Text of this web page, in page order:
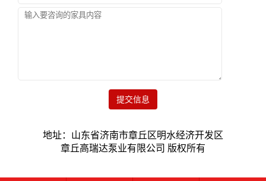
提交信息
地址：山东省济南市章丘区明水经济开发区
章丘高瑞达泵业有限公司 版权所有